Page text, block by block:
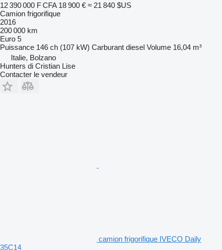
12 390 000 F CFA 18 900 € ≈ 21 840 $US
Camion frigorifique
2016
200 000 km
Euro 5
Puissance 146 ch (107 kW) Carburant diesel Volume 16,04 m³
Italie, Bolzano
Hunters di Cristian Lise
Contacter le vendeur
camion frigorifique IVECO Daily
35C14